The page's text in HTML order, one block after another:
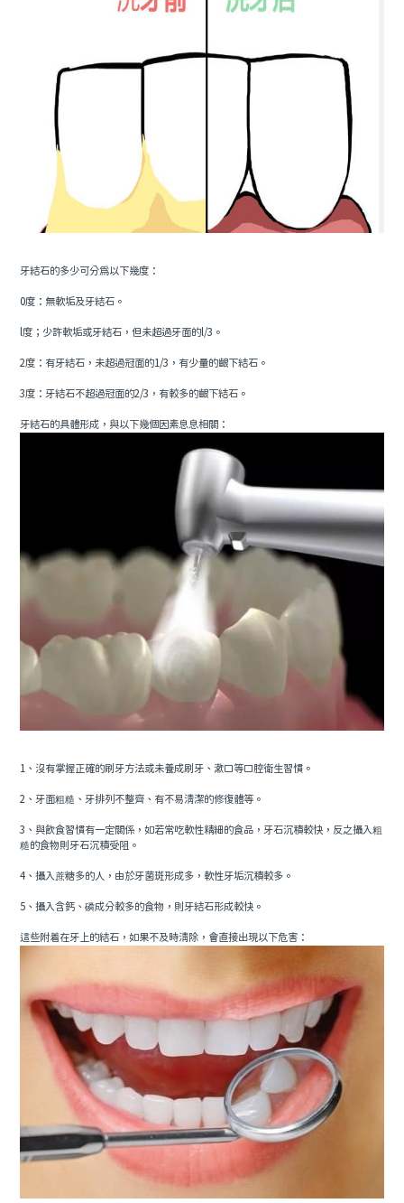
牙結石的多少可分為以下幾度：
0度：無軟垢及牙結石。
l度；少許軟垢或牙結石，但未超過牙面的l/3。
2度：有牙結石，未超過冠面的1/3，有少量的齦下結石。
3度：牙結石不超過冠面的2/3，有較多的齦下結石。
牙結石的具體形成，與以下幾個因素息息相關：
1、沒有掌握正確的刷牙方法或未養成刷牙、漱口等口腔衛生習慣。
2、牙面粗糙、牙排列不整齊、有不易清潔的修復體等。
3、與飲食習慣有一定關係，如若常吃軟性精細的食品，牙石沉積較快，反之攝入粗
糙的食物則牙石沉積受阻。
4、攝入蔗糖多的人，由於牙菌斑形成多，軟性牙垢沉積較多。
5、攝入含鈣、磷成分較多的食物，則牙結石形成較快。
這些附着在牙上的結石，如果不及時清除，會直接出現以下危害：